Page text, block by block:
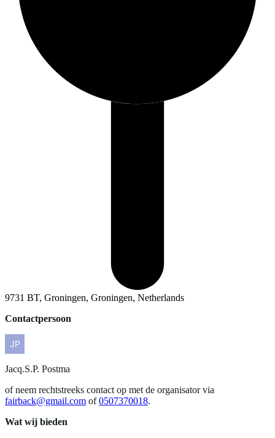
9731 BT, Groningen, Groningen, Netherlands
Contactpersoon
Jacq.S.P. Postma
of neem rechtstreeks contact op met de organisator via
fairback@gmail.com of 0507370018.
Wat wij bieden